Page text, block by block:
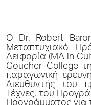
Ο Dr. Robert
Μεταπτυχιακό
Αειφορία (MA in
Goucher College
παραγωγική
Διευθυντής του
Τέχνες, του